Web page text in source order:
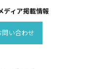
ディア掲載情報
問い合わせ